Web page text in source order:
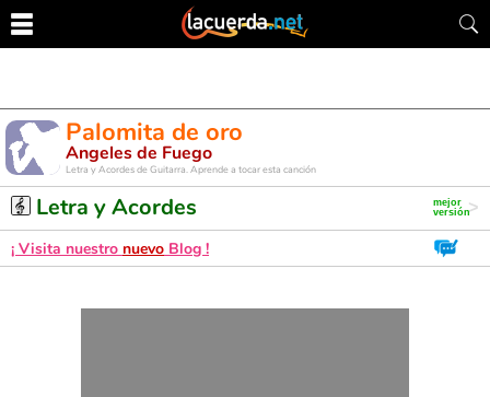
Palomita de oro
Angeles de Fuego
Letra y Acordes de Guitarra. Aprende a tocar esta canción
Letra y Acordes
¡ Visita nuestro nuevo Blog !